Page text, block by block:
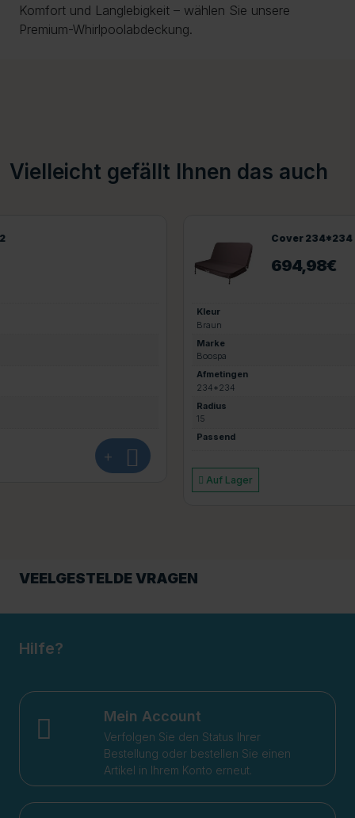
Komfort und Langlebigkeit – wählen Sie unsere
Premium-Whirlpoolabdeckung.
Vielleicht gefällt Ihnen das auch
VEELGESTELDE VRAGEN
Hilfe?
Mein Account
Verfolgen Sie den Status Ihrer
Bestellung oder bestellen Sie einen
Artikel in Ihrem Konto erneut.